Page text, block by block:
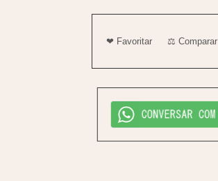
❤ Favoritar ⚖ Comparar